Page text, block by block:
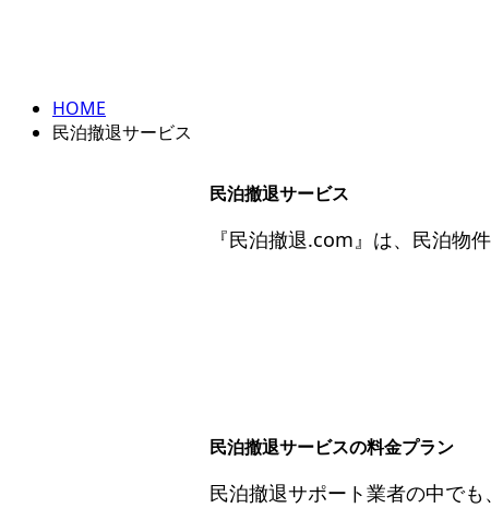
HOME
民泊撤退サービス
民泊撤退サービス
『民泊撤退.com』は、民泊物
民泊撤退サービスの料金プラン
民泊撤退サポート業者の中で